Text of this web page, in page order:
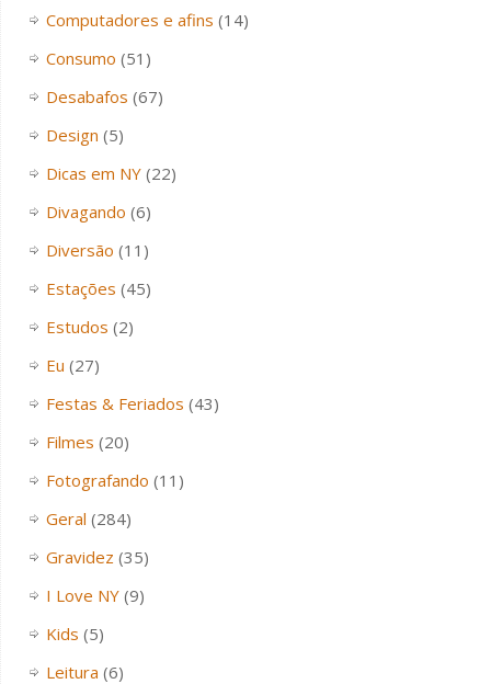
Computadores e afins (14)
Consumo (51)
Desabafos (67)
Design (5)
Dicas em NY(22)
Divagando (6)
Diversão (11)
Estações (45)
Estudos (2)
Eu (27)
Festas & Feriados (43)
Filmes (20)
Fotografando (11)
Geral (284)
Gravidez (35)
I Love NY(9)
Kids (5)
Leitura (6)